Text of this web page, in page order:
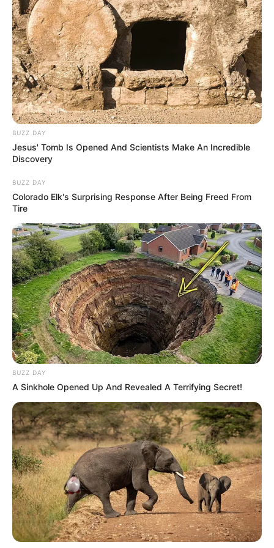
Dunia Terbalik(2021).
AdapulaWulan Guritnoyang merupakan pemeran film
Lembayung(2024) danBangsal Isolasi (2024). SertaSahila
Hisyampemeran filmPusaka(2024) dan Lara Ati(2022).
arrow_forward_ios Baca selengkapnya
Mute
Daftar isi
BUZZ DAY
Jesus' Tomb Is Opened And Scientists Make An Incredible
Discovery
BUZZ DAY
Colorado Elk's Surprising Response After Being Freed From
Tire
BUZZ DAY
A Sinkhole Opened Up And Revealed A Terrifying Secret!